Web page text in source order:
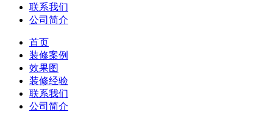
联系我们
公司简介
首页
装修案例
效果图
装修经验
联系我们
公司简介